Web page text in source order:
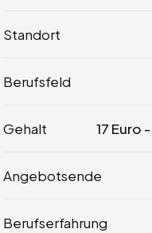
Standort
Berufsfeld
Gehalt 17 Euro -
Angebotsende
Berufserfahrung